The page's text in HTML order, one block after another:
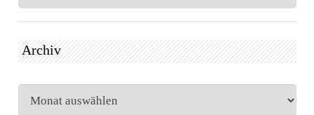
nach:
Archiv
Archiv